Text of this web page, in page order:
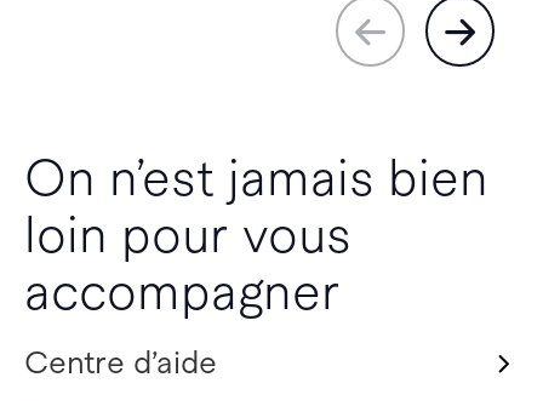
On n’est jamais bien
loin pour vous
accompagner
Centre d’aide